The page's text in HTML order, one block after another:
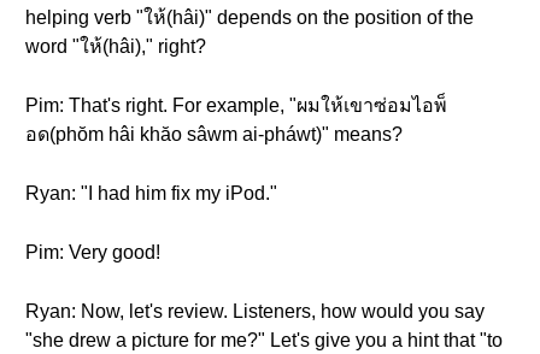
helping verb "ให้(hâi)" depends on the position of the
word "ให้(hâi)," right?
Pim: That's right. For example, "ผมให้เขาซ่อมไอพ็
อด(phŏm hâi khăo sâwm ai-pháwt)" means?
Ryan: "I had him fix my iPod."
Pim: Very good!
Ryan: Now, let's review. Listeners, how would you say
"she drew a picture for me?" Let's give you a hint that "to